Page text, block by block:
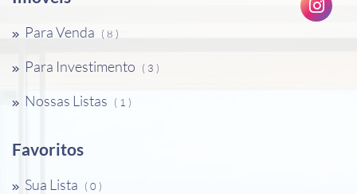
Para Venda ( 8 )
Para Investimento ( 3 )
Nossas Listas ( 1 )
Favoritos
Sua Lista ( 0 )